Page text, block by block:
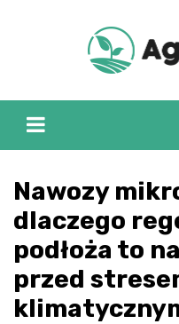
Nawozy
dlaczego
podłoża to
przed